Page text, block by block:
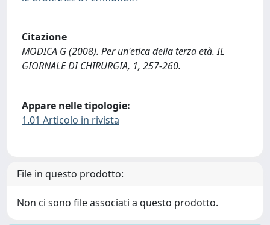
Citazione
MODICA G (2008). Per un'etica della terza età. IL
GIORNALE DI CHIRURGIA, 1, 257-260.
Appare nelle tipologie:
1.01 Articolo in rivista
File in questo prodotto:
Non ci sono file associati a questo prodotto.